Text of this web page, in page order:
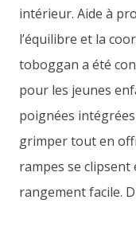
intérieur. Aide à
l’équilibre et la
toboggan a été
pour les jeunes
poignées
grimper tout en
rampes se
rangement facile.